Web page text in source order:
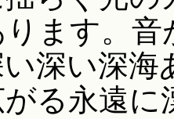
ます。
深い深海
がる永遠